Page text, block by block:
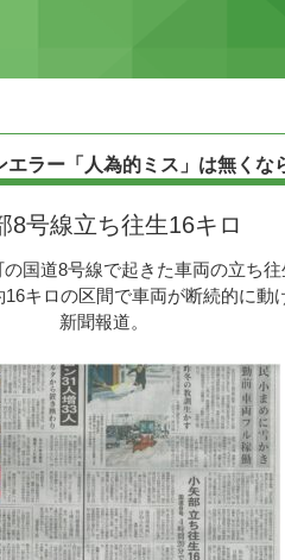
ラー「人為的ミス」は無くな
8号線立ち往生16キロ
国道8号線で起きた車両の立ち
キロの区間で車両が断続的に動
新聞報道。